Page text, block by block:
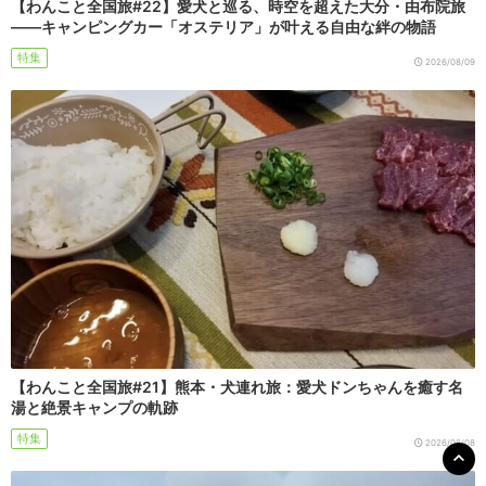
【わんこと全国旅#22】愛犬と巡る、時空を超えた大分・由布院旅
――キャンピングカー「オステリア」が叶える自由な絆の物語
特集 2026/08/09
【わんこと全国旅#21】熊本・犬連れ旅：愛犬ドンちゃんを癒す名
湯と絶景キャンプの軌跡
特集 2026/08/08